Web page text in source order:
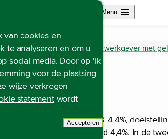
van cookies en
te analyseren en om u
social media. Door op 'ik
voor de plaatsing
wijze verkregen
statementwordt
Accepteren
tracking scripts, de pagina
Open site navigation
Menu
Een aantrekkelijke, inclusieve werkgever met
uit op 4,1% (2023: 4,4%,
stabiel op of rond 4,4%. In de